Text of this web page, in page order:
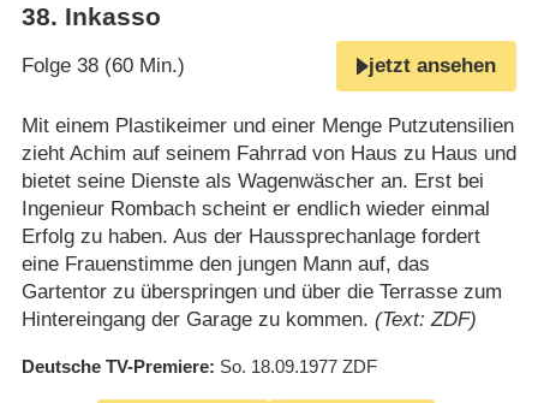
38. Inkasso
Folge 38 (60 Min.) jetzt ansehen
Mit einem Plastikeimer und einer Menge Putzutensilien
zieht Achim auf seinem Fahrrad von Haus zu Haus und
bietet seine Dienste als Wagenwäscher an. Erst bei
Ingenieur Rombach scheint er endlich wieder einmal
Erfolg zu haben. Aus der Haussprechanlage fordert
eine Frauenstimme den jungen Mann auf, das
Gartentor zu überspringen und über die Terrasse zum
Hintereingang der Garage zu kommen. (Text: ZDF)
Deutsche TV-Premiere So. 18.09.1977 ZDF